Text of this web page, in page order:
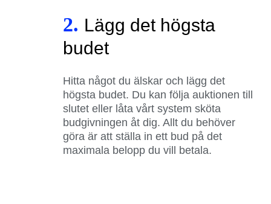
2. Lägg det högsta
budet
Hitta något du älskar och lägg det
högsta budet. Du kan följa auktionen till
slutet eller låta vårt system sköta
budgivningen åt dig. Allt du behöver
göra är att ställa in ett bud på det
maximala belopp du vill betala.